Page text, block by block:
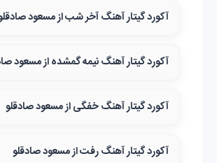
آکورد گیتار آهنگ آخر شب از مسعود
آکورد گیتار آهنگ نیمه گمشده از مسعود
آکورد گیتار آهنگ خفگی از مسعود صادقلو
آکورد گیتار آهنگ رفت از مسعود صادقلو